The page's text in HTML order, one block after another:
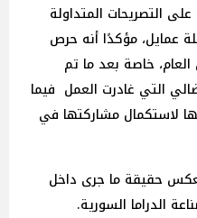
التصريحات المتداولة
عمايل، مؤكدًا أنه حرص
خاصة بعد ما تم
التي غادرت العمل فيما
لاستكمال مشاركتها في
حقيقة ما جرى داخل
الدراما السورية.